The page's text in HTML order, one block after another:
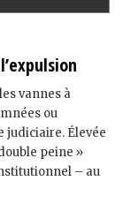
vannes à
ou
judiciaire. Élevée
peine »
– au